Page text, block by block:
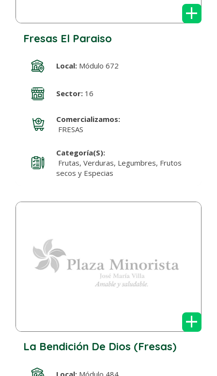
+
Fresas El Paraiso
Local:Módulo 672
Sector:16
Comercializamos:
FRESAS
Categoría(s):
Frutas, Verduras, Legumbres, Frutos
secos y Especias
+
La Bendición De Dios (Fresas)
Local:Módulo 484